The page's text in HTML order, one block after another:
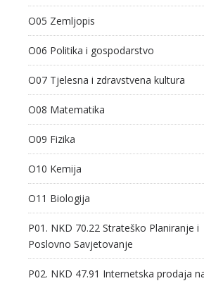
O05 Zemljopis
O06 Politika i gospodarstvo
O07 Tjelesna i zdravstvena kultura
O08 Matematika
O09 Fizika
O10 Kemija
O11 Biologija
P01. NKD 70.22 Strateško Planiranje i
Poslovno Savjetovanje
P02. NKD 47.91 Internetska prodaja